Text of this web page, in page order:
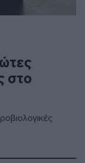
στο